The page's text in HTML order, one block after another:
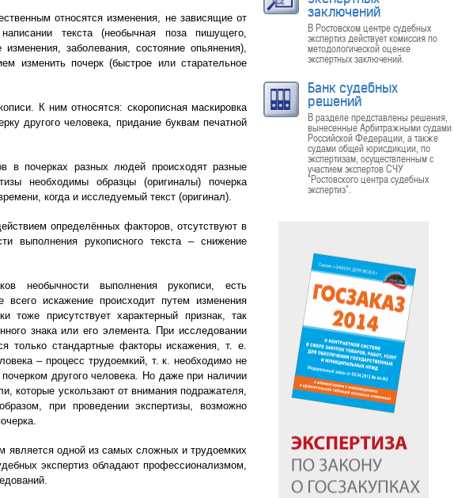
относятся изменения, не зависящие от
текста (необычная поза пишущего,
заболевания, состояние опьянения),
изменить почерк (быстрое или старательное
К ним относятся: скорописная маскировка
другого человека, придание буквам печатной
в почерках разных людей происходят разные
необходимы образцы (оригиналы) почерка
когда и исследуемый текст (оригинал).
определённых факторов, отсутствуют в
выполнения рукописного текста – снижение
необычности выполнения рукописи, есть
искажение происходит путем изменения
присутствует характерный признак, так
знака или его элемента. При исследовании
только стандартные факторы искажения, т. е.
– процесс трудоемкий, т. к. необходимо не
другого человека. Но даже при наличии
которые ускользают от внимания подражателя,
при проведении экспертизы, возможно
является одной из самых сложных и трудоемких
экспертиз обладают профессионализмом,
заключений
В Ростовском центре судебных
экспертиз действует комиссия по
методологической оценке
экспертных заключений.
Банк судебных
решений
В разделе представлены решения,
вынесенные Арбитражными судами
Российской Федерации, а также
судами общей юрисдикции, по
экспертизам, осуществленным с
участием экспертов СЧУ
"Ростовского центра судебных
экспертиз".